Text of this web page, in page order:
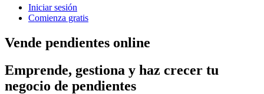
Iniciar sesión
Comienza gratis
Vende pendientes online
Emprende, gestiona y haz crecer tu
negocio de pendientes